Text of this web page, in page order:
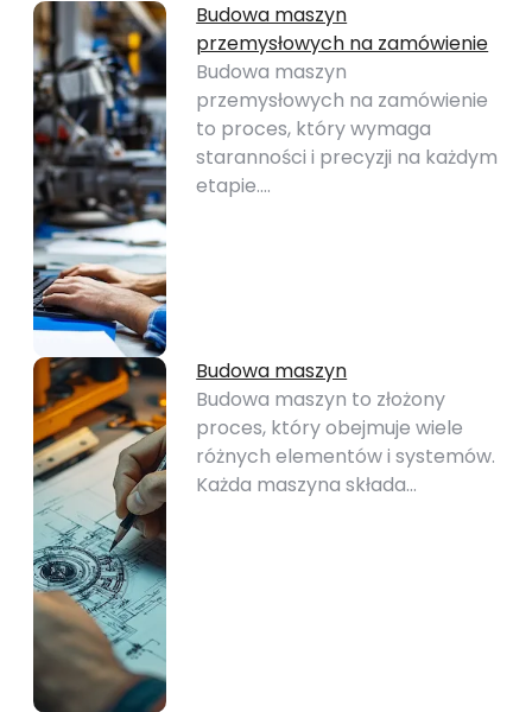
Budowa maszyn
przemysłowych na zamówienie
Budowa maszyn
przemysłowych na zamówienie
to proces, który wymaga
staranności i precyzji na każdym
etapie.…
Budowa maszyn
Budowa maszyn to złożony
proces, który obejmuje wiele
różnych elementów i systemów.
Każda maszyna składa…